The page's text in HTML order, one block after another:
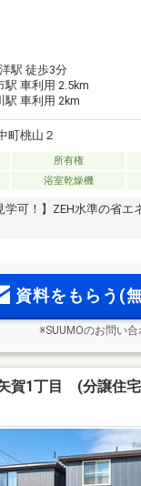
駅 徒歩3分
駅 車利用 2.5km
駅 車利用 2km
町桃山２
所有権
浴室乾燥機
学可！】ZEH水準の省
資料をもらう(
※SUUMOのお問い
賀1丁目 (分譲住